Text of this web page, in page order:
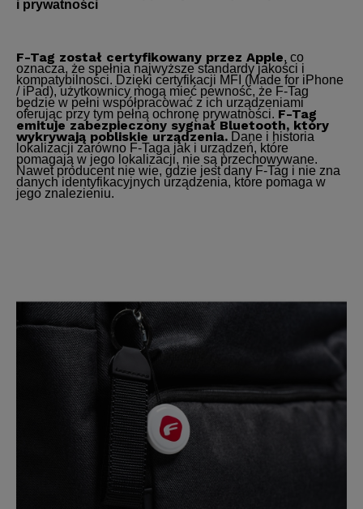
i prywatności
F-Tag został certyfikowany przez Apple, co
oznacza, że spełnia najwyższe standardy jakości i
kompatybilności. Dzięki certyfikacji MFI (Made for iPhone
/ iPad), użytkownicy mogą mieć pewność, że F-Tag
będzie w pełni współpracować z ich urządzeniami
oferując przy tym pełną ochronę prywatności. F-Tag
emituje zabezpieczony sygnał Bluetooth, który
wykrywają pobliskie urządzenia. Dane i historia
lokalizacji zarówno F-Taga jak i urządzeń, które
pomagają w jego lokalizacji, nie są przechowywane.
Nawet producent nie wie, gdzie jest dany F-Tag i nie zna
danych identyfikacyjnych urządzenia, które pomaga w
jego znalezieniu.